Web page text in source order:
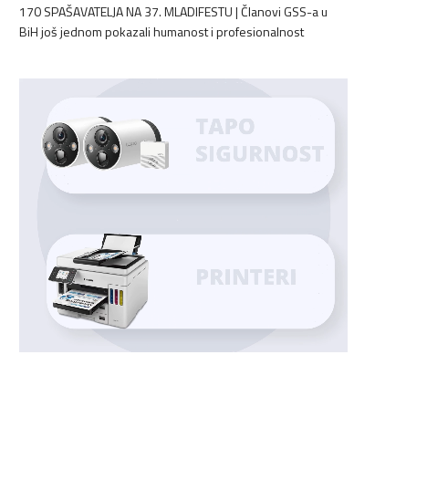
170 SPAŠAVATELJA NA 37. MLADIFESTU | Članovi GSS-a u
BiH još jednom pokazali humanost i profesionalnost